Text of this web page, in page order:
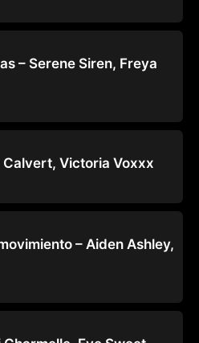
– Serene Siren, Freya
Calvert, Victoria Voxxx
– Aiden Ashley,